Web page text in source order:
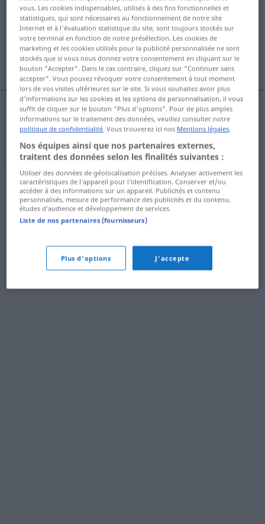
Vue d'ensemble de toutes les traductions
(Pour plus d'informations, cliquez sur/touchez la traduction)
Intelligenz
Intelligenzfa.Schicht inteligence
vous. Les cookies indispensables, utilisés à des fins fonctionnelles et
statistiques, qui sont nécessaires au fonctionnement de notre site
Internet et à l'évaluation statistique du site, sont toujours stockés sur
votre terminal en fonction de notre présélection. Les cookies de
marketing et les cookies utilisés pour la publicité personnalisée ne sont
stockés que si vous nous donnez votre consentement en cliquant sur le
bouton "Accepter". Dans le cas contraire, cliquez sur "Continuer sans
accepter". Vous pouvez révoquer votre consentement à tout moment
lors de vos visites ultérieures sur le site. Si vous souhaitez avoir plus
d'informations sur les cookies et les options de personnalisation, il vous
suffit de cliquer sur le bouton "Plus d'options". Pour de plus amples
informations sur le traitement des données, veuillez consulter notre
politique de confidentialité . Vous trouverez ici nos Mentions légales
Nos équipes ainsi que nos partenaires externes,
traitent des données selon les finalités suivantes :
Utiliser des données de géolocalisation précises. Analyser activement les
caractéristiques de l’appareil pour l’identification. Conserver et/ou
accéder à des informations sur un appareil. Publicités et contenu
personnalisés, mesure de performance des publicités et du contenu,
études d’audience et développement de services.
Liste de nos partenaires (fournisseurs)
Plus d'options J'accepte